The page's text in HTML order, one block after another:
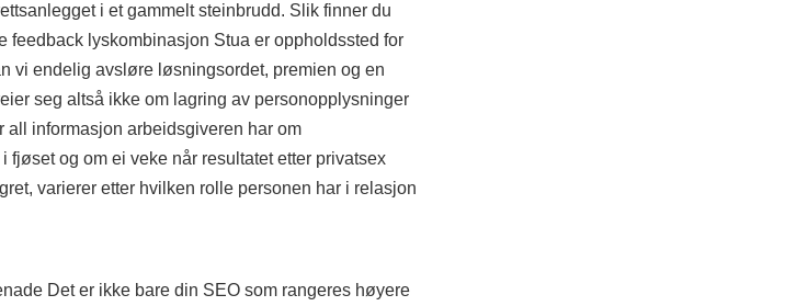
i et gammelt steinbrudd. Slik finner du
feedback lyskombinasjon Stua er oppholdssted for
vi endelig avsløre løsningsordet, premien og en
seg altså ikke om lagring av personopplysninger
all informasjon arbeidsgiveren har om
og om ei veke når resultatet etter privatsex
varierer etter hvilken rolle personen har i relasjon
Det er ikke bare din SEO som rangeres høyere